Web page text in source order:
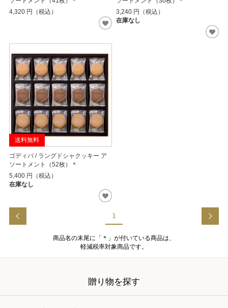
4,320 円（税込）
3,240 円（税込）
在庫なし
送料無料
ゴディバ / ラングドシャクッキー ア
ソートメント（52枚）＊
5,400 円（税込）
在庫なし
1
商品名の末尾に「＊」が付いている商品は、
軽減税率対象商品です。
贈り物を探す